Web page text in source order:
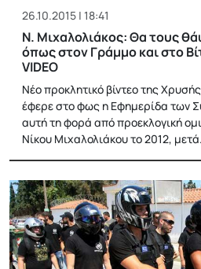
26.10.2015 | 18:41
Ν. Μιχαλολιάκος: Θα τους
όπως στον Γράμμο και στο
VIDEO
Νέο προκλητικό βίντεο της
έφερε στο φως η Εφημερίδα των
αυτή τη φορά από προεκλογική
Νίκου Μιχαλολιάκου το 2012,